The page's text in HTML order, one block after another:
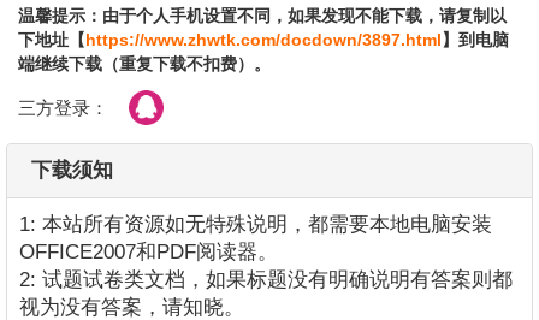
温馨提示：由于个人手机设置不同，如果发现不能下载，请复制以
下地址【https://www.zhwtk.com/docdown/3897.html】到电脑
端继续下载（重复下载不扣费）。
三方登录：
下载须知
1: 本站所有资源如无特殊说明，都需要本地电脑安装
OFFICE2007和PDF阅读器。
2: 试题试卷类文档，如果标题没有明确说明有答案则都
视为没有答案，请知晓。